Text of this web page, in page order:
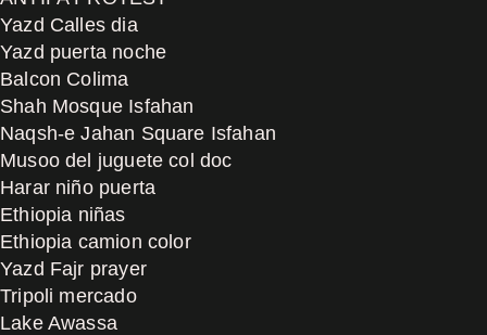
Yazd Calles dia
Yazd puerta noche
Balcon Colima
Shah Mosque Isfahan
Naqsh-e Jahan Square Isfahan
Musoo del juguete col doc
Harar niño puerta
Ethiopia niñas
Ethiopia camion color
Yazd Fajr prayer
Tripoli mercado
Lake Awassa